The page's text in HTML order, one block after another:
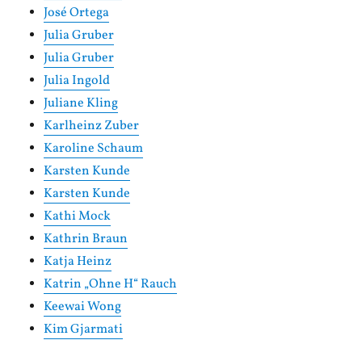
José Ortega
Julia Gruber
Julia Gruber
Julia Ingold
Juliane Kling
Karlheinz Zuber
Karoline Schaum
Karsten Kunde
Karsten Kunde
Kathi Mock
Kathrin Braun
Katja Heinz
Katrin „Ohne H“ Rauch
Keewai Wong
Kim Gjarmati